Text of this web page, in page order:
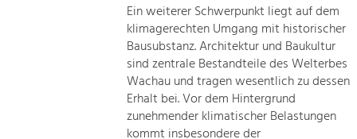
Ein weiterer Schwerpunkt liegt auf dem
klimagerechten Umgang mit historischer
Bausubstanz. Architektur und Baukultur
sind zentrale Bestandteile des Welterbes
Wachau und tragen wesentlich zu dessen
Erhalt bei. Vor dem Hintergrund
zunehmender klimatischer Belastungen
kommt insbesondere der